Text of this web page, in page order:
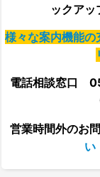
ックア
様々な案内機能の
電話相談窓口
営業時間外のお
い